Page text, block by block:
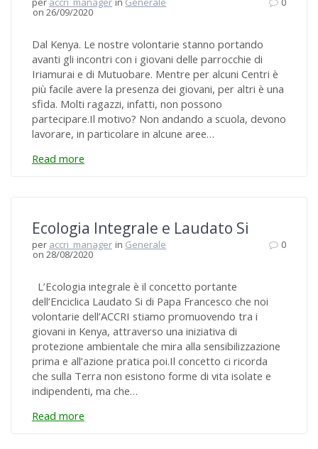
on 26/09/2020
Dal Kenya. Le nostre volontarie stanno portando
avanti gli incontri con i giovani delle parrocchie di
Iriamurai e di Mutuobare. Mentre per alcuni Centri è
più facile avere la presenza dei giovani, per altri è una
sfida. Molti ragazzi, infatti, non possono
partecipare.Il motivo? Non andando a scuola, devono
lavorare, in particolare in alcune aree…
Read more
Ecologia Integrale e Laudato Si
per accri_manager in Generale
on 28/08/2020
0
L’Ecologia integrale è il concetto portante
dell’Enciclica Laudato Si di Papa Francesco che noi
volontarie dell’ACCRI stiamo promuovendo tra i
giovani in Kenya, attraverso una iniziativa di
protezione ambientale che mira alla sensibilizzazione
prima e all’azione pratica poi.Il concetto ci ricorda
che sulla Terra non esistono forme di vita isolate e
indipendenti, ma che…
Read more